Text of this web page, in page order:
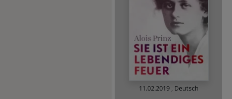
11.02.2019 , Deutsch